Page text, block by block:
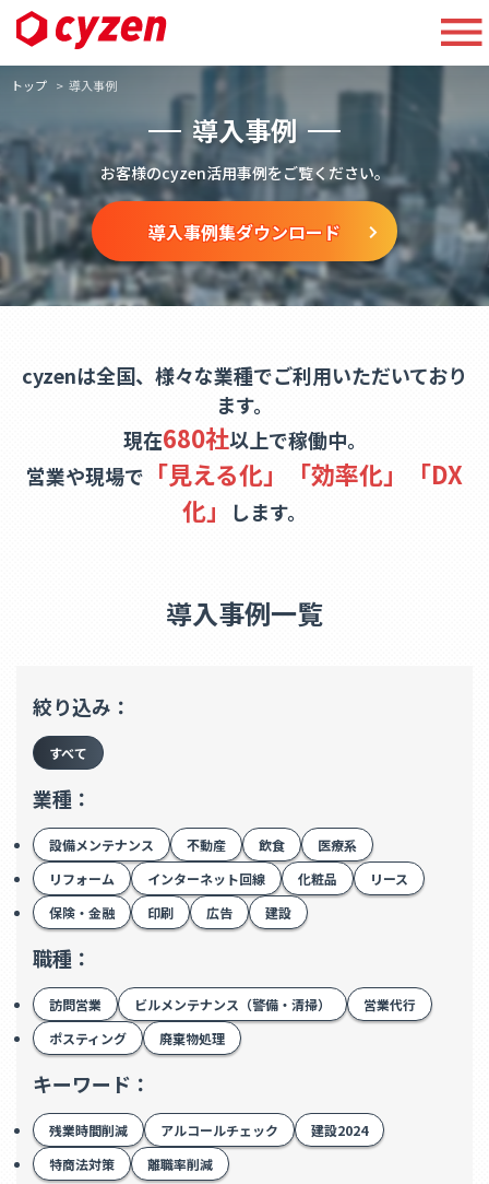
トップ 導入事例
導入事例
お客様のcyzen活用事例をご覧ください。
導入事例集ダウンロード
cyzenは全国、様々な業種でご利用いただいており
ます。
現在680社以上で稼働中。
営業や現場で 「見える化」「効率化」「DX
化」
します。
導入事例一覧
絞り込み：
すべて
業種：
設備メンテナンス 不動産 飲食
医療系
リフォーム
インターネット回線 化粧品
リース
保険・金融
印刷 広告 建設
職種：
訪問営業 ビルメンテナンス（警備・清掃）
営業代行
ポスティング
廃棄物処理
キーワード：
残業時間削減 アルコールチェック
建設2024
特商法対策
離職率削減